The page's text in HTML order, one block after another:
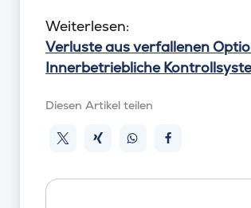
Weiterlesen:
Verluste aus verfallenen
Innerbetriebliche
Diesen Artikel teilen